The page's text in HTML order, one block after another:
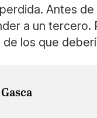
Antes
a un tercero.
de los que